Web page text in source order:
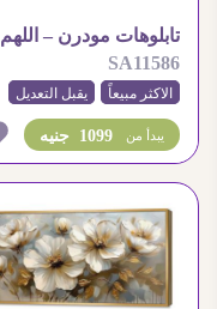
تابلوهات مودرن – اللهم
بارك هذا البيت
SA11586
الاكثر مبيعاً يقبل التعديل
1099 جنيه يبدأ من